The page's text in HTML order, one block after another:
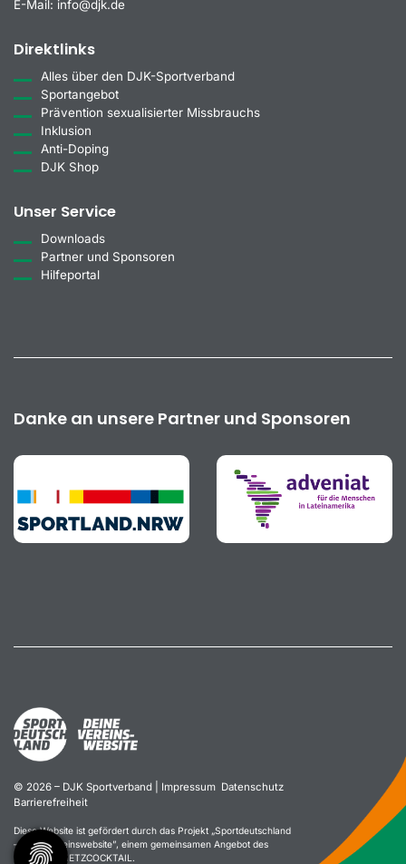
E-Mail: info@djk.de
Direktlinks
Alles über den DJK-Sportverband
Sportangebot
Prävention sexualisierter Missbrauchs
Inklusion
Anti-Doping
DJK Shop
Unser Service
Downloads
Partner und Sponsoren
Hilfeportal
Danke an unsere Partner und Sponsoren
© 2026 – DJK Sportverband | Impressum Datenschutz
Barrierefreiheit
Diese Website ist gefördert durch das Projekt „Sportdeutschland
– Deine Vereinswebsite”, einem gemeinsamen Angebot des
DOSB und NETZCOCKTAIL.